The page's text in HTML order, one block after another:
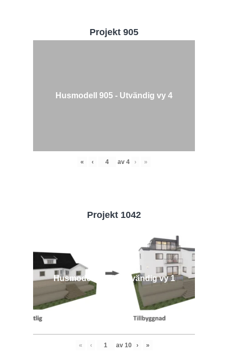
Projekt 905
Husmodell 905 - Utvändig vy 4
« ‹ av 4 › »
Projekt 1042
Husmodell 1042 - Utvändig vy 1
« ‹ av 10 › »